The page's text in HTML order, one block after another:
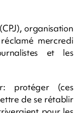
organisation
mercredi
et les
protéger (ces
de se rétablir